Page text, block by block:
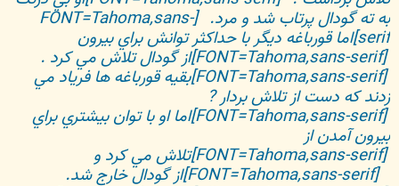
به ته گودال پرتاب شد و مرد. [FONT=Tahoma,sans-
serif]اما قورباغه ديگر با حداکثر توانش براي بيرون
[FONT=Tahoma,sans-serif]از گودال تلاش مي کرد .
[FONT=Tahoma,sans-serif]بقيه قورباغه ها فرياد مي
زدند که دست از تلاش بردار ?
[FONT=Tahoma,sans-serif]اما او با توان بيشتري براي
بيرون آمدن از
[FONT=Tahoma,sans-serif]تلاش مي کرد و
[FONT=Tahoma,sans-serif]از گودال خارج شد.